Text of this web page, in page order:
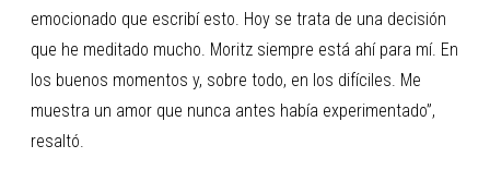
emocionado que escribí esto. Hoy se trata de una decisión
que he meditado mucho. Moritz siempre está ahí para mí. En
los buenos momentos y, sobre todo, en los difíciles. Me
muestra un amor que nunca antes había experimentado”,
resaltó.